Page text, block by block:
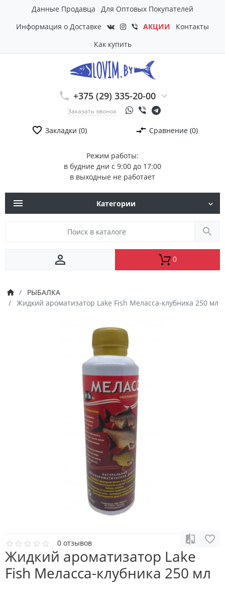
Данные Продавца
Для Оптовых Покупателей
Информация о Доставке
АКЦИИ
Контакты
Как купить
+375 (29) 335-20-00
Заказать звонок
Режим работы:
в будние дни с 9:00 до 17:00
в выходные не работает
Закладки (0) Сравнение (0)
Категории
0
РЫБАЛКА
Жидкий ароматизатор Lake Fish Меласса-клубника 250 мл
0 отзывов
Жидкий ароматизатор Lake
Fish Меласса-клубника 250 мл